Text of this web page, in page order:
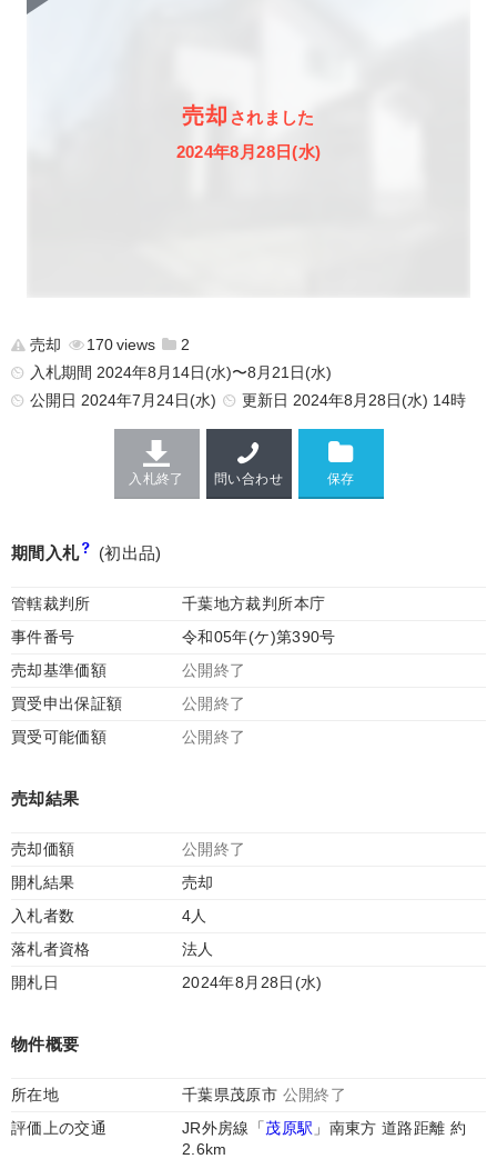
売却 されました
2024年8月28日(水)
売却 170
2
入札期間 2024年8月14日(水)〜8月21日(水)
公開日 2024年7月24日(水) 更新日 2024年8月28日(水) 14時
入札終了 問い合わせ
期間入札 (初出品)
管轄裁判所
千葉地方裁判所本庁
事件番号
令和05年(ケ)第390号
売却基準価額
公開終了
買受申出保証額
公開終了
買受可能価額
公開終了
売却結果
売却価額
公開終了
開札結果
売却
入札者数
4人
落札者資格
法人
開札日
2024年8月28日(水)
物件概要
所在地 千葉県茂原市 公開終了
評価上の交通
JR外房線「茂原駅 」南東方 道路距離 約
2.6km